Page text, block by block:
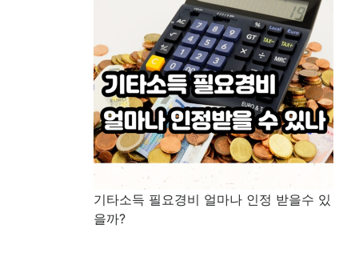
기타소득 필요경비 얼마나 인정 받을수 있
을까?